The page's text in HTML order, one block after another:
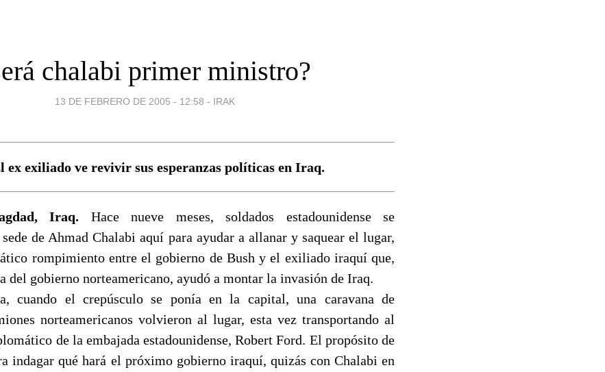
chalabi primer ministro?
13 DE FEBRERO DE 2005 - 12:58 - IRAK
exiliado ve revivir sus esperanzas políticas en Iraq.
Iraq. Hace nueve meses, soldados estadounidense se
de Ahmad Chalabi aquí para ayudar a allanar y saquear el lugar,
rompimiento entre el gobierno de Bush y el exiliado iraquí que,
del gobierno norteamericano, ayudó a montar la invasión de Iraq.
cuando el crepúsculo se ponía en la capital, una caravana de
norteamericanos volvieron al lugar, esta vez transportando al
de la embajada estadounidense, Robert Ford. El propósito de
indagar qué hará el próximo gobierno iraquí, quizás con Chalabi en